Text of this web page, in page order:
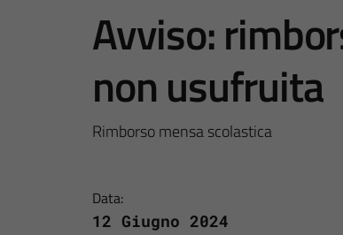
Avviso:
non usufruita
Rimborso mensa scolastica
Data:
12 Giugno 2024